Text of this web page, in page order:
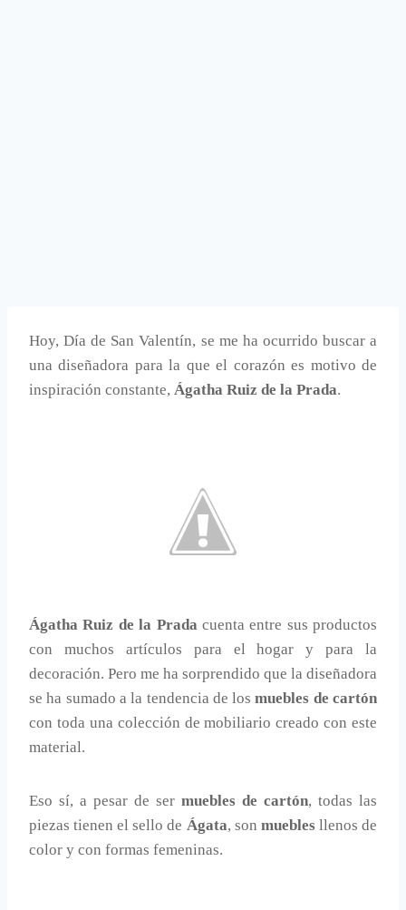
Hoy, Día de San Valentín, se me ha ocurrido buscar a
una diseñadora para la que el corazón es motivo de
inspiración constante, Ágatha Ruiz de la Prada.
Ágatha Ruiz de la Prada cuenta entre sus productos
con muchos artículos para el hogar y para la
decoración. Pero me ha sorprendido que la diseñadora
se ha sumado a la tendencia de losmuebles de cartón
con toda una colección de mobiliario creado con este
material.
Eso sí, a pesar de ser muebles de cartón, todas las
piezas tienen el sello de Ágata, son muebles llenos de
color y con formas femeninas.